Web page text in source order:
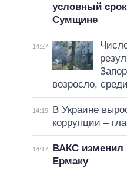
условный
Сумщине
14:27
возросло,
14:19
В Украине
коррупции –
14:17
ВАКС изменил
Ермаку